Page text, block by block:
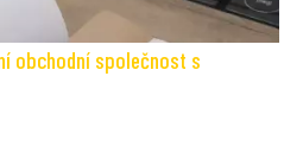
obchodní společnost s